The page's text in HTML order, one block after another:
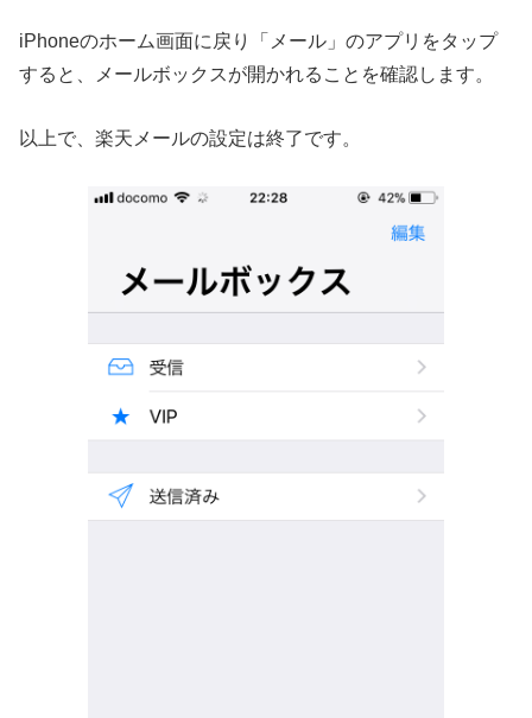
iPhoneのホーム画面に戻り「メール」のアプリをタップ
すると、メールボックスが開かれることを確認します。
以上で、楽天メールの設定は終了です。